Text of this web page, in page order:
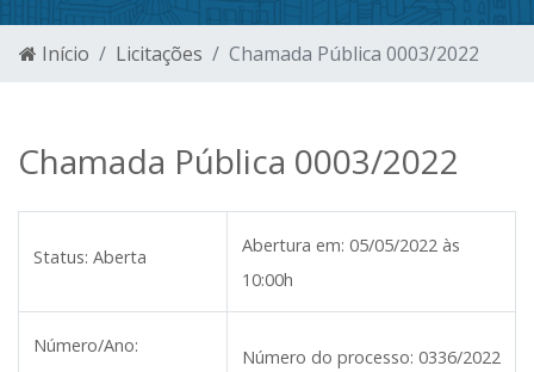
Início Licitações Chamada Pública 0003/2022
Chamada Pública 0003/2022
Status: Aberta
Abertura em: 05/05/2022 às
10:00h
Número/Ano:
Número do processo: 0336/2022